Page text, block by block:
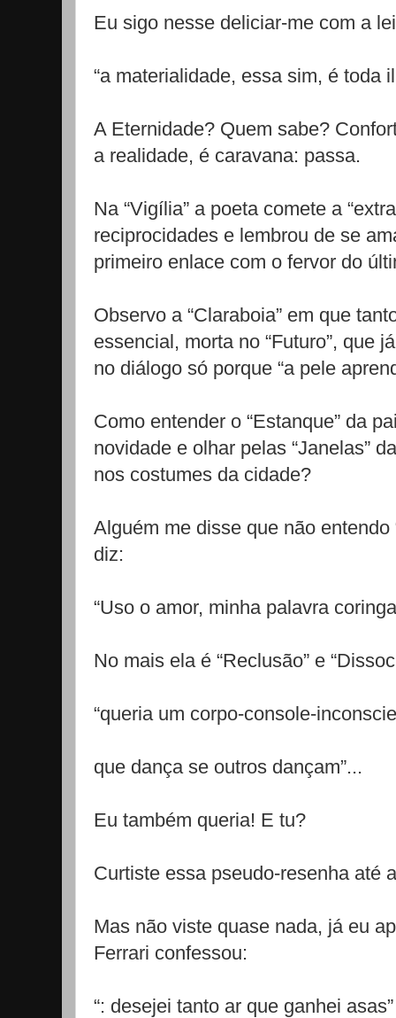
Eu sigo nesse deliciar-me com a
“a materialidade, essa sim, é toda
A Eternidade? Quem sabe?
a realidade, é caravana: passa.
Na “Vigília” a poeta comete a
reciprocidades e lembrou de se
primeiro enlace com o fervor do
Observo a “Claraboia” em que
essencial, morta no “Futuro”, que
no diálogo só porque “a pele
Como entender o “Estanque” da
novidade e olhar pelas “Janelas”
nos costumes da cidade?
Alguém me disse que não entendo
diz:
“Uso o amor, minha palavra
No mais ela é “Reclusão” e
“queria um corpo-console-
que dança se outros dançam”...
Eu também queria! E tu?
Curtiste essa pseudo-resenha até
Mas não viste quase nada, já eu
Ferrari confessou:
“: desejei tanto ar que ganhei asas”